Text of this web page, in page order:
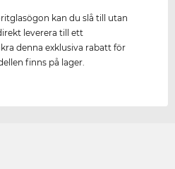
kan du slå till utan
leverera till ett
denna exklusiva rabatt för
finns på lager.